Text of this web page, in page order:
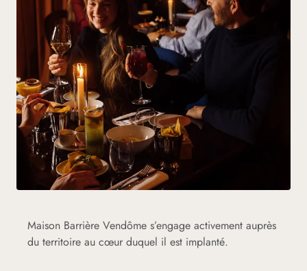
Maison Barrière Vendôme s’engage activement auprès
du territoire au cœur duquel il est implanté.